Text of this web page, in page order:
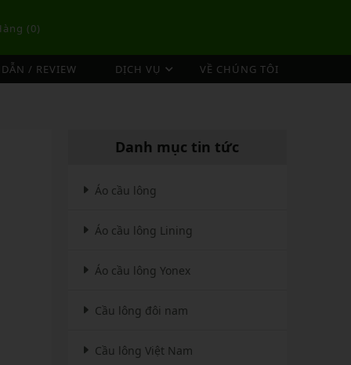
(0)
Túi Cầu Lông Lining
Túi Cầu Lông Victor
Túi Cầu Lông Apavi
MÁY ĐAN
/ REVIEW
DỊCH VỤ
VỀ CHÚNG TÔI
Danh mục tin tức
Áo cầu lông
Áo cầu lông Lining
Áo cầu lông Yonex
Cầu lông đôi nam
Cầu lông Việt Nam